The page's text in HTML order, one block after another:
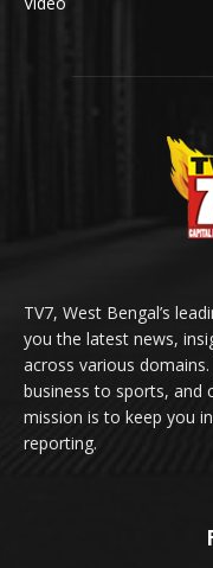
TV7, West Bengal’s
you the latest news,
across various
business to sports,
mission is to keep you
reporting.